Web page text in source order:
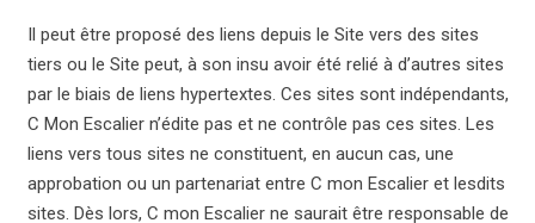
Il peut être proposé des liens depuis le Site vers des sites
tiers ou le Site peut, à son insu avoir été relié à d’autres sites
par le biais de liens hypertextes. Ces sites sont indépendants,
C Mon Escalier n’édite pas et ne contrôle pas ces sites. Les
liens vers tous sites ne constituent, en aucun cas, une
approbation ou un partenariat entre C mon Escalier et lesdits
sites. Dès lors, C mon Escalier ne saurait être responsable de